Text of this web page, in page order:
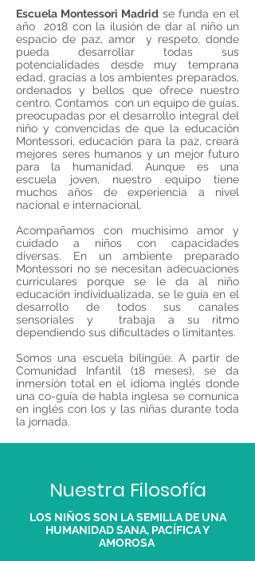
Escuela Montessori Madrid se funda en el
año 2018 con la ilusión de dar al niño un
espacio de paz, amor y respeto, donde
pueda desarrollar todas sus
potencialidades desde muy temprana
edad, gracias a los ambientes preparados,
ordenados y bellos que ofrece nuestro
centro. Contamos con un equipo de guías,
preocupadas por el desarrollo integral del
niño y convencidas de que la educación
Montessori, educación para la paz, creará
mejores seres humanos y un mejor futuro
para la humanidad. Aunque es una
escuela joven, nuestro equipo tiene
muchos años de experiencia a nivel
nacional e internacional.
Acompañamos con muchísimo amor y
cuidado a niños con capacidades
diversas. En un ambiente preparado
Montessori no se necesitan adecuaciones
curriculares porque se le da al niño
educación individualizada, se le guía en el
desarrollo de todos sus canales
sensoriales y trabaja a su ritmo
dependiendo sus dificultades o limitantes.
Somos una escuela bilingüe. A partir de
Comunidad Infantil (18 meses), se da
inmersión total en el idioma inglés donde
una co-guía de habla inglesa se comunica
en inglés con los y las niñas durante toda
la jornada.
Nuestra Filosofía
LOS NIÑOS SON LA SEMILLA DE UNA
HUMANIDAD SANA, PACÍFICA Y
AMOROSA